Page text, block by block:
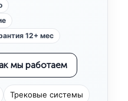
12+ мес
мы работаем
Трековые системы